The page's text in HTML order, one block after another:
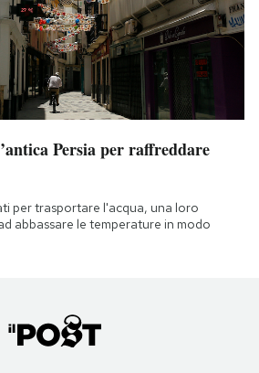
Persia per raffreddare
per trasportare l'acqua, una loro
abbassare le temperature in modo